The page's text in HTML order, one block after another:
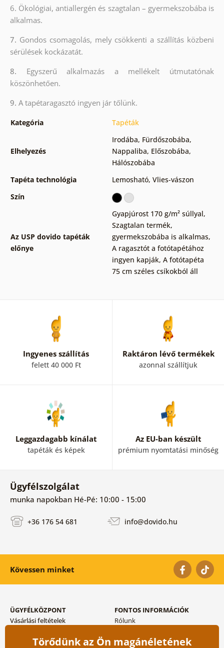
6. Ökológiai, antiallergén és szagtalan – gyermekszobába is
alkalmas.
7. Gondos csomagolás, mely csökkenti a szállítás közbeni
sérülések kockázatát.
8. Egyszerű alkalmazás a mellékelt útmutatónak
köszönhetően.
9. A tapétaragasztó ingyen jár tőlünk.
Kategória Tapéták
Elhelyezés
Irodába, Fürdőszobába,
Nappaliba, Előszobába,
Hálószobába
Tapéta technológia
Lemosható, Vlies-vászon
Szín
Az USP dovido tapéták
előnye
Gyapjúrost 170 g/m² súllyal,
Szagtalan termék,
gyermekszobába is alkalmas,
A ragasztót a fotótapétához
ingyen kapják, A fotótapéta
75 cm széles csíkokból áll
Ingyenes szállítás
felett 40 000 Ft
Raktáron lévő termékek
azonnal szállítjuk
Leggazdagabb kínálat
tapéták és képek
Az EU-ban készült
prémium nyomtatási minőség
Ügyfélszolgálat
munka napokban Hé-Pé: 10:00 - 15:00
+36 176 54 681 info@dovido.hu
Kövessen minket
ÜGYFÉLKÖZPONT
Vásárlási feltételek
Szállítási és fizetési módok
FONTOS INFORMÁCIÓK
Rólunk
Blog
Törődünk az Ön magánéletének